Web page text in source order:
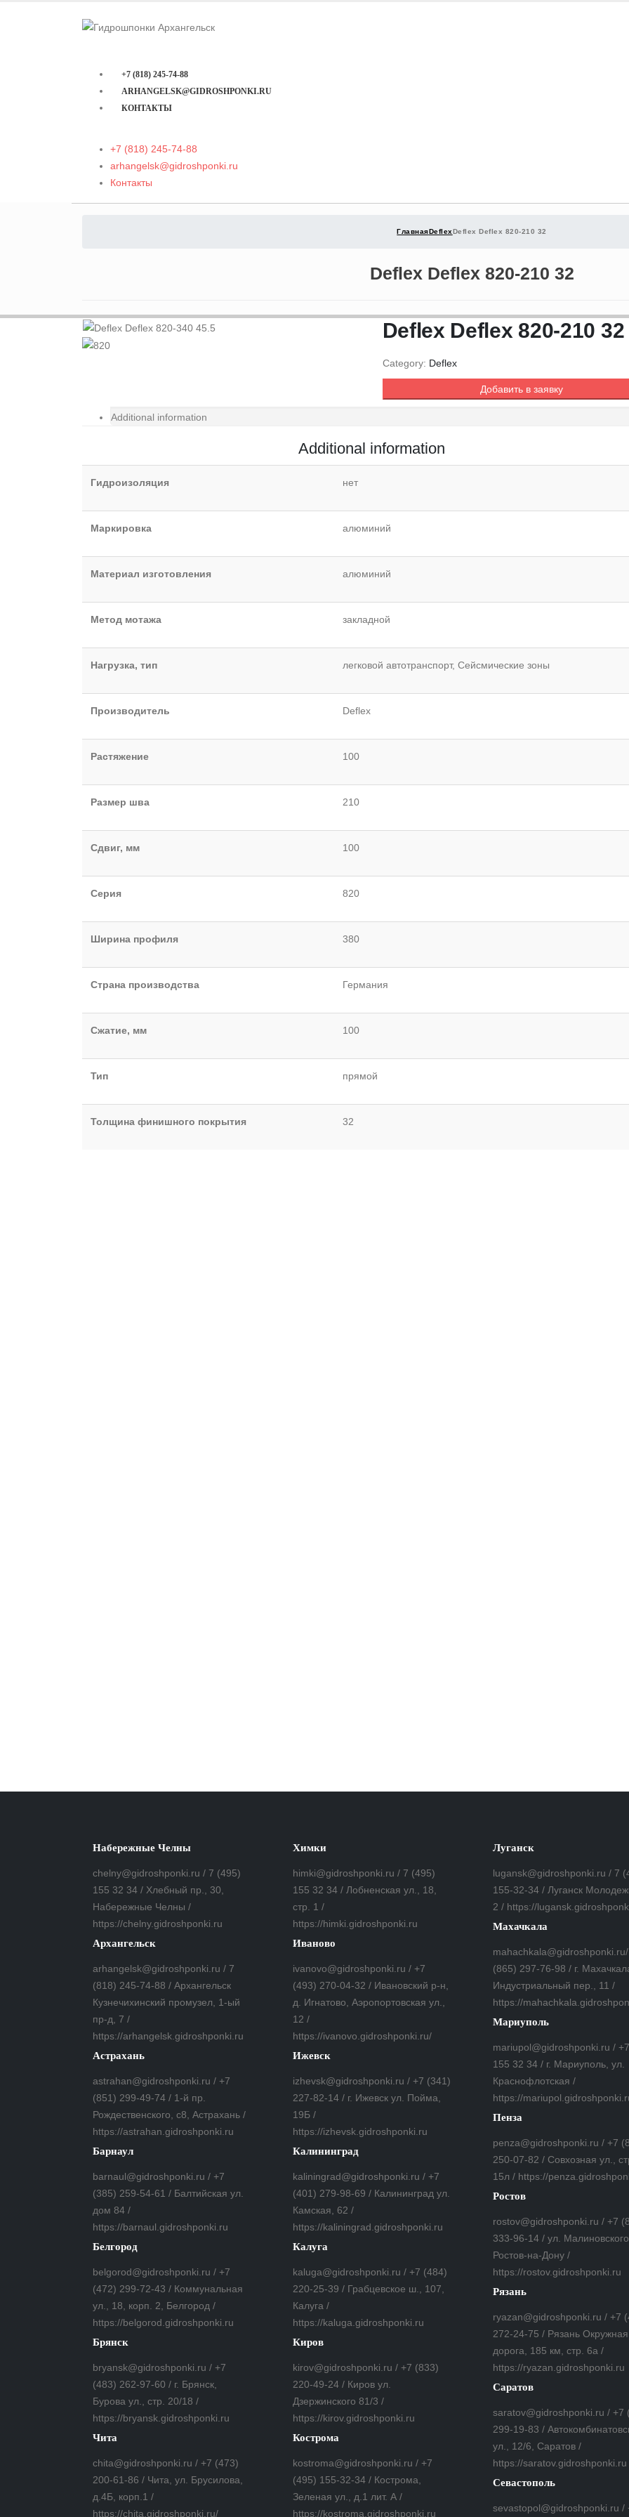
+7 (818) 245-74-88
ARHANGELSK@GIDROSHPONKI.RU
КОНТАКТЫ
+7 (818) 245-74-88
arhangelsk@gidroshponki.ru
Контакты
ГлавнаяDeflexDeflex Deflex 820-210 32
Deflex Deflex 820-210 32
Deflex Deflex 820-210 32
Category: Deflex
Добавить в заявку
Additional information
Additional information
Гидроизоляция нет
Маркировка алюминий
Материал изготовления алюминий
Метод мотажа закладной
Нагрузка, тип легковой автотранспорт, Сейсмические зоны
Производитель Deflex
Растяжение 100
Размер шва 210
Сдвиг, мм 100
Серия 820
Ширина профиля 380
Страна производства Германия
Сжатие, мм 100
Тип прямой
Толщина финишного покрытия 32
Набережные Челны
chelny@gidroshponki.ru / 7 (495)
155 32 34 / Хлебный пр., 30,
Набережные Челны /
https://chelny.gidroshponki.ru
Архангельск
arhangelsk@gidroshponki.ru / 7
(818) 245-74-88 / Архангельск
Кузнечихинский промузел, 1-ый
пр-д, 7 /
https://arhangelsk.gidroshponki.ru
Астрахань
astrahan@gidroshponki.ru / +7
(851) 299-49-74 / 1-й пр.
Рождественского, с8, Астрахань /
https://astrahan.gidroshponki.ru
Барнаул
barnaul@gidroshponki.ru / +7
(385) 259-54-61 / Балтийская ул.
дом 84 /
https://barnaul.gidroshponki.ru
Белгород
belgorod@gidroshponki.ru / +7
(472) 299-72-43 / Коммунальная
ул., 18, корп. 2, Белгород /
https://belgorod.gidroshponki.ru
Брянск
bryansk@gidroshponki.ru / +7
(483) 262-97-60 / г. Брянск,
Бурова ул., стр. 20/18 /
https://bryansk.gidroshponki.ru
Чита
chita@gidroshponki.ru / +7 (473)
200-61-86 / Чита, ул. Брусилова,
д.4Б, корп.1 /
https://chita.gidroshponki.ru/
Химки
himki@gidroshponki.ru / 7 (495)
155 32 34 / Лобненская ул., 18,
стр. 1 /
https://himki.gidroshponki.ru
Иваново
ivanovo@gidroshponki.ru / +7
(493) 270-04-32 / Ивановский р-н,
д. Игнатово, Аэропортовская ул.,
12 /
https://ivanovo.gidroshponki.ru/
Ижевск
izhevsk@gidroshponki.ru / +7 (341)
227-82-14 / г. Ижевск ул. Пойма,
19Б /
https://izhevsk.gidroshponki.ru
Калининград
kaliningrad@gidroshponki.ru / +7
(401) 279-98-69 / Калининград ул.
Камская, 62 /
https://kaliningrad.gidroshponki.ru
Калуга
kaluga@gidroshponki.ru / +7 (484)
220-25-39 / Грабцевское ш., 107,
Калуга /
https://kaluga.gidroshponki.ru
Киров
kirov@gidroshponki.ru / +7 (833)
220-49-24 / Киров ул.
Дзержинского 81/3 /
https://kirov.gidroshponki.ru
Кострома
kostroma@gidroshponki.ru / +7
(495) 155-32-34 / Кострома,
Зеленая ул., д.1 лит. А /
https://kostroma.gidroshponki.ru
Луганск
lugansk@gidroshponki.ru / 7
155-32-34 / Луганск
2 / https://
Махачкала
(865) 297-76-98 / г.
Индустриальный пер., 11 /
https://
Мариуполь
mariupol@gidroshponki.ru /
155 32 34 / г. Мариуполь, ул.
Краснофлотская /
https://
Пенза
penza@gidroshponki.ru / +7
250-07-82 / Совхозная ул.,
15л / https://
Ростов
rostov@gidroshponki.ru / +7
333-96-14 / ул.
Ростов-на-Дону /
https://rostov.gidroshponki.ru
Рязань
ryazan@gidroshponki.ru / +7
272-24-75 / Рязань Окружная
дорога, 185 км, стр. 6а /
https://ryazan.gidroshponki.ru
Саратов
saratov@gidroshponki.ru / +7
299-19-83 /
ул., 12/6, Саратов /
https://saratov.gidroshponki.ru
Севастополь
sevastopol@gidroshponki.ru /